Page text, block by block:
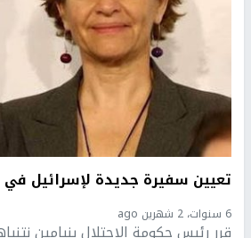
تعيين سفيرة جديدة لإسرائيل
6 سنوات، 2 شهرين ago
قرر رئيس حكومة الاحتلال بنيامين